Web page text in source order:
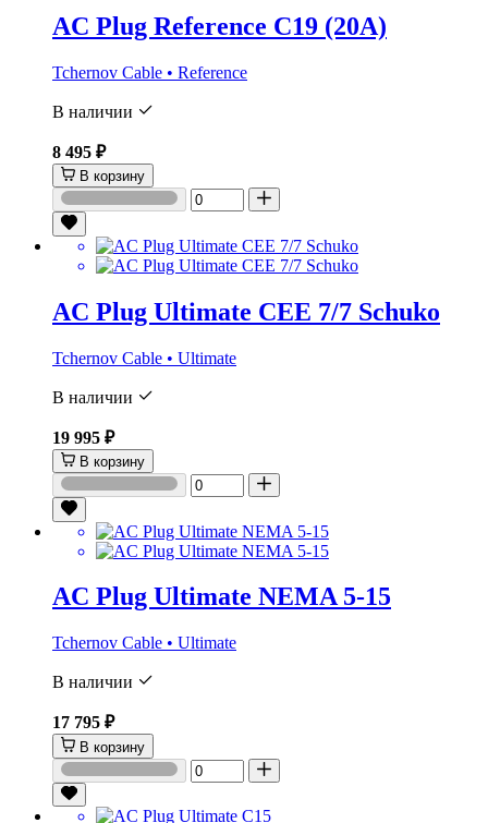
AC Plug Reference C19 (20A)
Tchernov Cable • Reference
В наличии
8 495 ₽
В корзину
AC Plug Ultimate CEE 7/7 Schuko
Tchernov Cable • Ultimate
В наличии
19 995 ₽
В корзину
AC Plug Ultimate NEMA 5-15
Tchernov Cable • Ultimate
В наличии
17 795 ₽
В корзину